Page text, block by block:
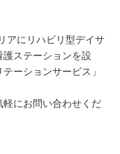
アにリハビリ型デイサ
ステーションを設
ーションサービス」
軽にお問い合わせくだ